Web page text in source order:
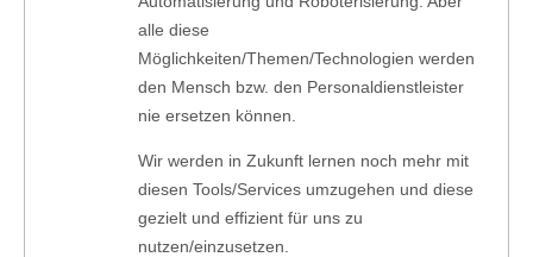
alle diese
Möglichkeiten/Themen/Technologien werden
den Mensch bzw. den Personaldienstleister
nie ersetzen können.
Wir werden in Zukunft lernen noch mehr mit
diesen Tools/Services umzugehen und diese
gezielt und effizient für uns zu
nutzen/einzusetzen.